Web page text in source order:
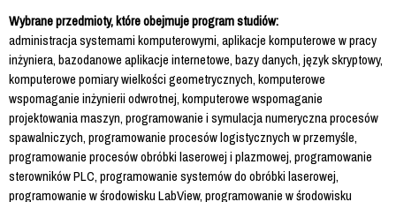
Wybrane przedmioty, które obejmuje program studiów:
administracja systemami komputerowymi, aplikacje komputerowe w pracy
inżyniera, bazodanowe aplikacje internetowe, bazy danych, język skryptowy,
komputerowe pomiary wielkości geometrycznych, komputerowe
wspomaganie inżynierii odwrotnej, komputerowe wspomaganie
projektowania maszyn, programowanie i symulacja numeryczna procesów
spawalniczych, programowanie procesów logistycznych w przemyśle,
programowanie procesów obróbki laserowej i plazmowej, programowanie
sterowników PLC, programowanie systemów do obróbki laserowej,
programowanie w środowisku LabView, programowanie w środowisku